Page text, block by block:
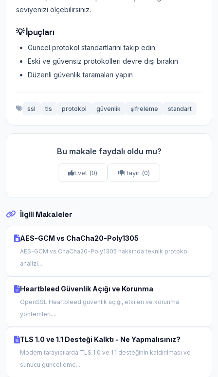
seviyenizi ölçebilirsiniz.
💡 İpuçları
Güncel protokol standartlarını takip edin
Eski ve güvensiz protokolleri devre dışı bırakın
Düzenli güvenlik taramaları yapın
ssl tls protokol güvenlik şifreleme standart
Bu makale faydalı oldu mu?
Evet (0) Hayır (0)
İlgili Makaleler
AES-GCM vs ChaCha20-Poly1305
AES-GCM vs ChaCha20-Poly1305 hakkında teknik protokol
analizi....
Heartbleed Güvenlik Açığı ve Korunma
OpenSSL Heartbleed güvenlik açığı, etkileri ve korunma
yöntemleri....
TLS 1.0 ve 1.1 Desteği Kalktı - Ne Yapmalısınız?
Modern tarayıcılarda TLS 1.0 ve 1.1 desteğinin kaldırılması ve
sunucu güncelleme...